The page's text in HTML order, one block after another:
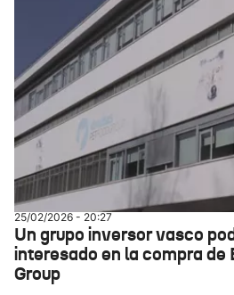
25/02/2026 - 20:27
Un grupo inversor vasco
interesado en la compra de
Group